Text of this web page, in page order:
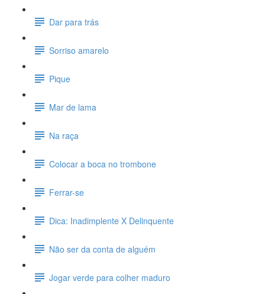
Dar para trás
Sorriso amarelo
Pique
Mar de lama
Na raça
Colocar a boca no trombone
Ferrar-se
Dica: Inadimplente X Delinquente
Não ser da conta de alguém
Jogar verde para colher maduro